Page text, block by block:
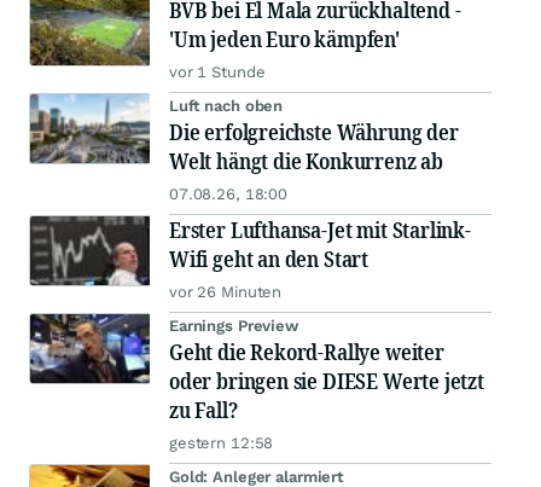
BVB bei El Mala zurückhaltend -
'Um jeden Euro kämpfen'
vor 1 Stunde
Luft nach oben
Die erfolgreichste Währung der
Welt hängt die Konkurrenz ab
07.08.26, 18:00
Erster Lufthansa-Jet mit Starlink-
Wifi geht an den Start
vor 26 Minuten
Earnings Preview
Geht die Rekord-Rallye weiter
oder bringen sie DIESE Werte jetzt
zu Fall?
gestern 12:58
Gold: Anleger alarmiert